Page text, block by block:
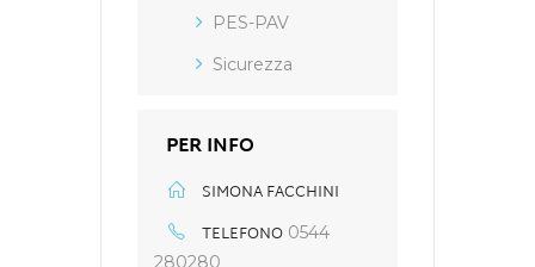
PES-PAV
Sicurezza
PER INFO
SIMONA FACCHINI
TELEFONO 0544
280280